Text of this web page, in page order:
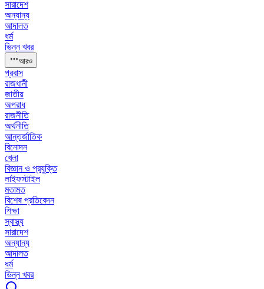
সারাদেশ
অন্যান্য
আদালত
ধর্ম
ভিন্ন খবর
আরও
প্রবাস
রাজধানী
জাতীয়
অপরাধ
রাজনীতি
অর্থনীতি
আন্তর্জাতিক
বিনোদন
খেলা
বিজ্ঞান ও প্রযুক্তি
লাইফস্টাইল
মতামত
বিশেষ প্রতিবেদন
শিক্ষা
স্বাস্থ্য
সারাদেশ
অন্যান্য
আদালত
ধর্ম
ভিন্ন খবর